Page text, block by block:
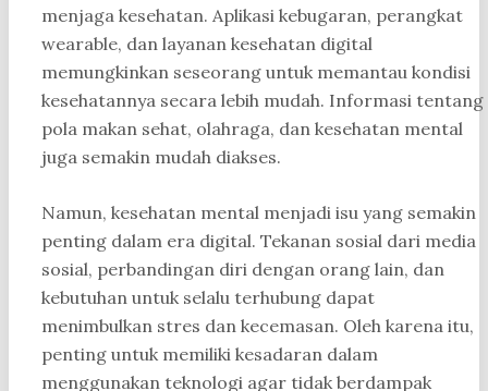
menjaga kesehatan. Aplikasi kebugaran, perangkat
wearable, dan layanan kesehatan digital
memungkinkan seseorang untuk memantau kondisi
kesehatannya secara lebih mudah. Informasi tentang
pola makan sehat, olahraga, dan kesehatan mental
juga semakin mudah diakses.
Namun, kesehatan mental menjadi isu yang semakin
penting dalam era digital. Tekanan sosial dari media
sosial, perbandingan diri dengan orang lain, dan
kebutuhan untuk selalu terhubung dapat
menimbulkan stres dan kecemasan. Oleh karena itu,
penting untuk memiliki kesadaran dalam
menggunakan teknologi agar tidak berdampak